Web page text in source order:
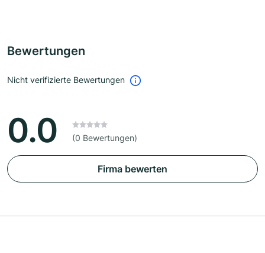
Bewertungen
Nicht verifizierte Bewertungen
0.0 (0 Bewertungen)
Firma bewerten